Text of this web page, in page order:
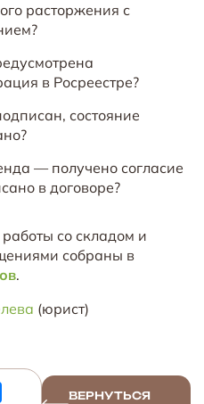
расторжения с
в Росреестре?
состояние
— получено согласие
в договоре?
со складом и
собраны в
.
(юрист)
ВЕРНУТЬСЯ